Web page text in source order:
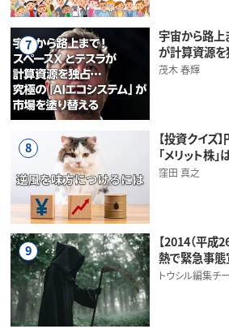
7
宇宙から路上
が計算資源
茂木 春輝
8
【投資クイズ
「メリット株」
窪田 真之
9
【2014（平成
熱で緊急事
トウシル編集チ